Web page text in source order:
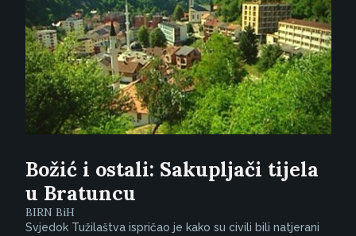
Božić i ostali: Sakupljači tijela
u Bratuncu
BIRN BiH
Svjedok Tužilaštva ispričao je kako su civili bili natjerani